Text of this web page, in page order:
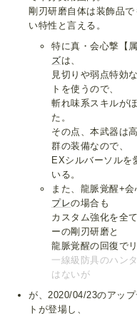
剛刃研磨自体は装飾品
い特性と言える。
特に真・会心撃【
ズは、
見切りや弱点特効
トを使うので、
斬れ味系スキルが
た。
その点、本武器は
群の装備なので、
EXシルバーソルを
いる。
また、龍脈覚醒+
プレの場合も
カスタム強化を全
ーの剛刃研磨と
龍脈覚醒の回復で
一線級防具のハン
はないが
が、2020/04/23のアッ
トが登場し、